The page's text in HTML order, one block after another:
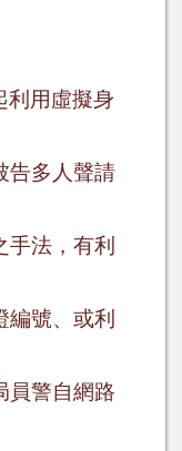
利用虛擬身
告多人聲請
法，有利
號、或利
員警自網路